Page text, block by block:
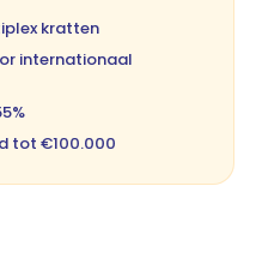
kratten
internationaal
tot €100.000